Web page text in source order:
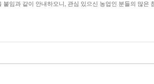
붙임과 같이 안내하오니, 관심 있으신 농업인 분들의 많은